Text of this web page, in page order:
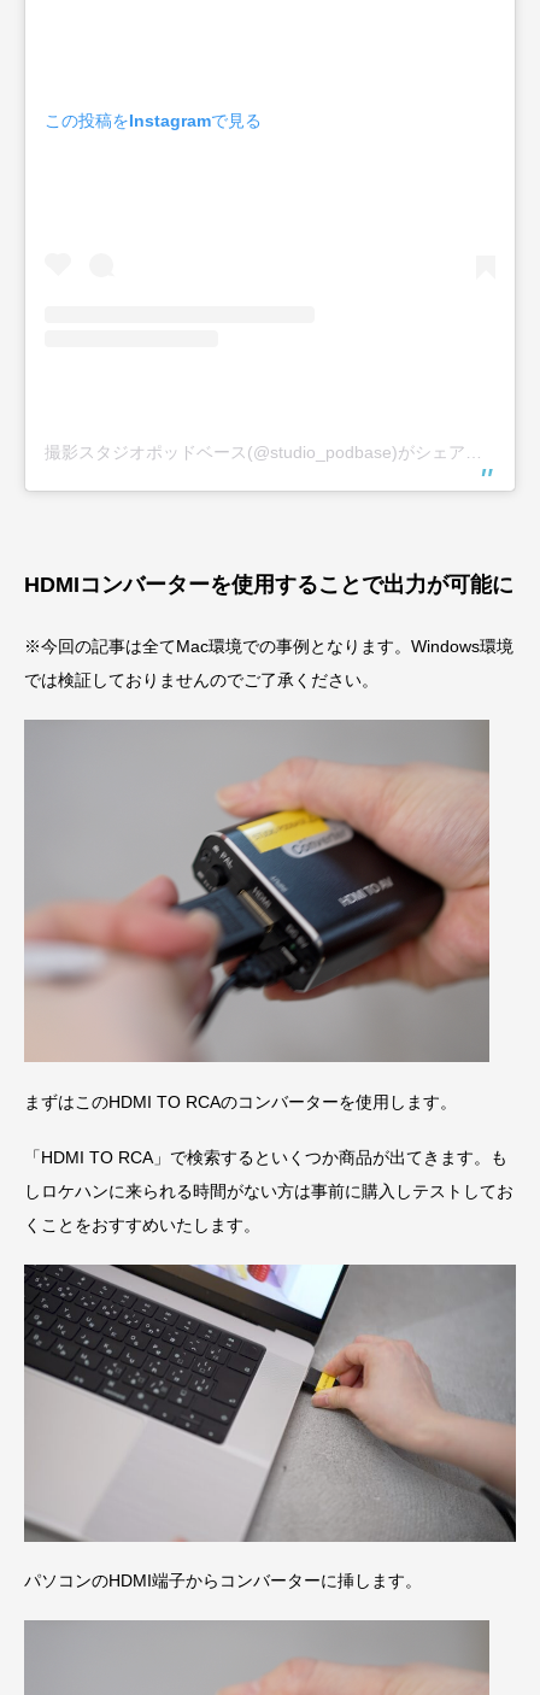
この投稿をInstagramで見る
撮影スタジオポッドベース(@studio_podbase)がシェアした投稿
HDMIコンバーターを使用することで出力が可能に
※今回の記事は全てMac環境での事例となります。Windows環境
では検証しておりませんのでご了承ください。
まずはこのHDMI TO RCAのコンバーターを使用します。
「HDMI TO RCA」で検索するといくつか商品が出てきます。も
しロケハンに来られる時間がない方は事前に購入しテストしてお
くことをおすすめいたします。
パソコンのHDMI端子からコンバーターに挿します。